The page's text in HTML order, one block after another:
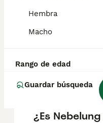
Hembra
Macho
Rango de edad
Guardar búsqueda
cabeza tiene
punta, nariz
¿Qué es un
¿Es